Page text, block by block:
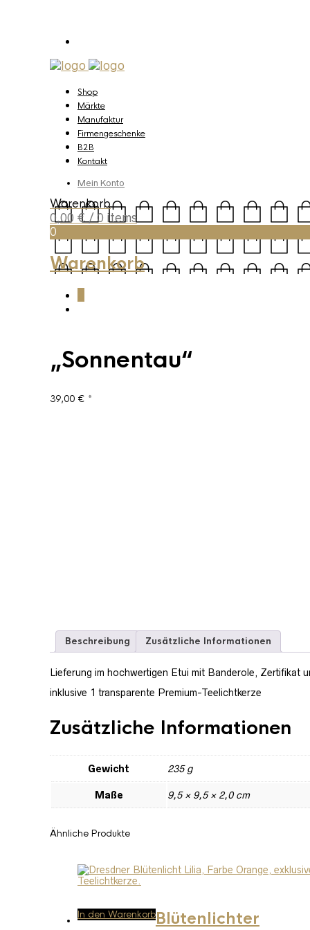
Shop
Märkte
Manufaktur
Firmengeschenke
B2B
Kontakt
Mein Konto
Warenkorb
0,00 € / 0 items
0
Warenkorb
„Sonnentau“
39,00 € *
Beschreibung Zusätzliche Informationen
Lieferung im hochwertigen Etui mit Banderole, Zertifikat
inklusive 1 transparente Premium-Teelichtkerze
Zusätzliche Informationen
Gewicht 235 g
Maße 9,5 × 9,5 × 2,0 cm
Ähnliche Produkte
In den WarenkorbBlütenlichter